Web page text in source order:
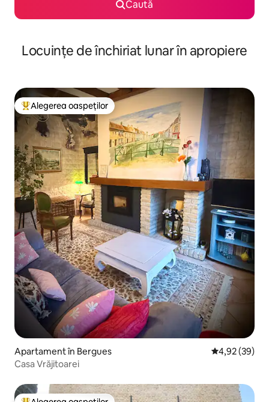
Caută
Locuințe de închiriat lunar în apropiere
Locuință din topul categoriei Alegerea oaspeților
Alegerea oaspeților
Apartament în Bergues Scor mediu
4,92 (39)
Casa Vrăjitoarei